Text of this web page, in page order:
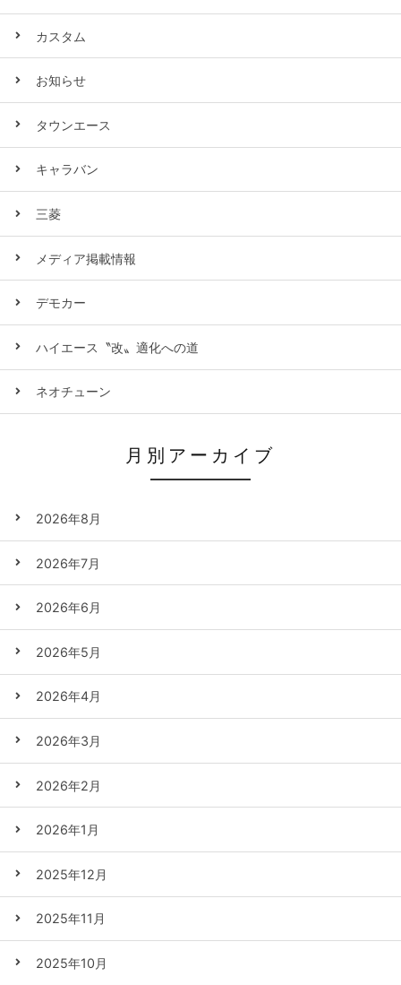
カスタム
お知らせ
タウンエース
キャラバン
三菱
メディア掲載情報
デモカー
ハイエース〝改〟適化への道
ネオチューン
月別アーカイブ
2026年8月
2026年7月
2026年6月
2026年5月
2026年4月
2026年3月
2026年2月
2026年1月
2025年12月
2025年11月
2025年10月